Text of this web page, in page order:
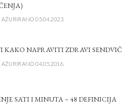
05.04.2023.
KAKO NAPRAVITI ZDRAVI SENDVIČ
04.05.2016.
SATI I MINUTA – 48 DEFINICIJA